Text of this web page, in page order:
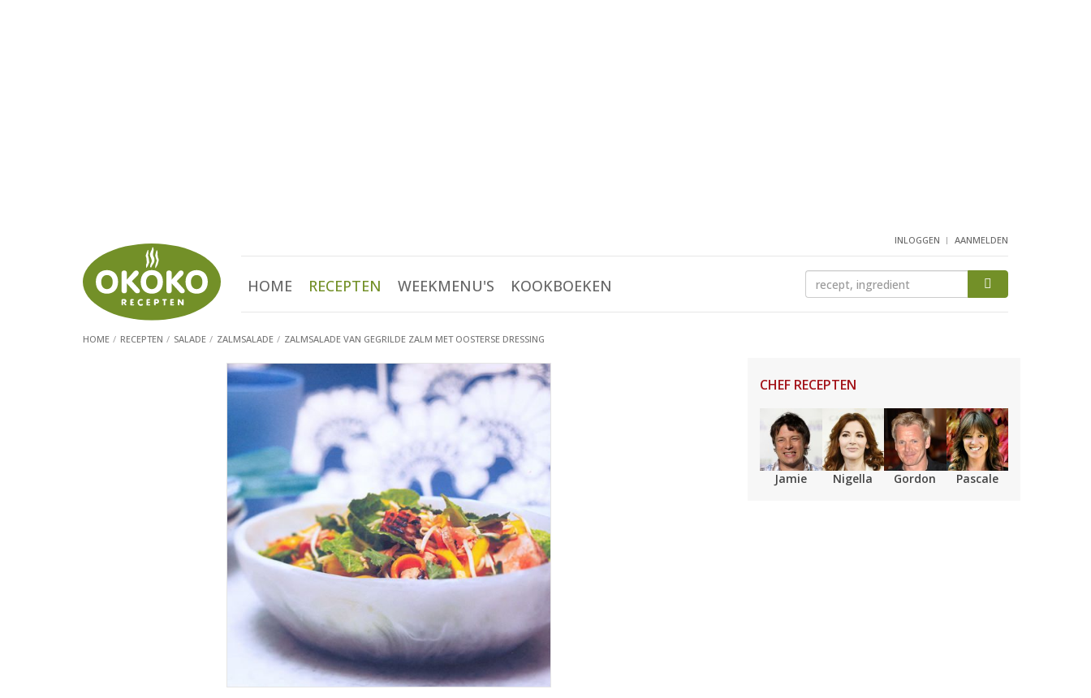
INLOGGEN AANMELDEN
HOME RECEPTEN WEEKMENU'S KOOKBOEKEN
HOME RECEPTEN SALADE ZALMSALADE ZALMSALADE VAN GEGRILDE ZALM MET OOSTERSE DRESSING
CHEF RECEPTEN
Jamie Nigella Gordon Pascale